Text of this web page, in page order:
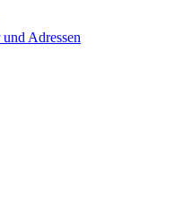
Adressen